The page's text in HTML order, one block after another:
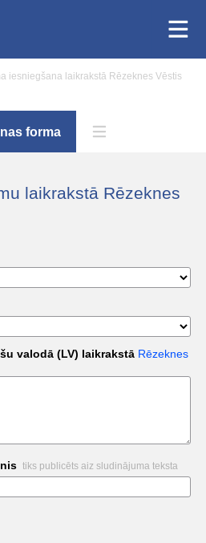
iesniegšana laikrakstā Rēzeknes Vēstis
forma
laikrakstā Rēzeknes
valodā (LV) laikrakstā Rēzeknes
tiks publicēts aiz sludinājuma teksta